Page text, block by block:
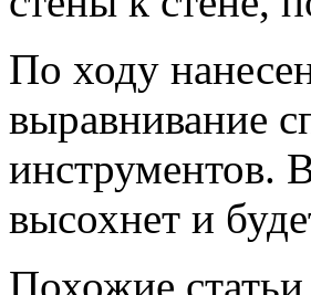
По ходу
выравнивание
инструментов.
высохнет и
Похожие статьи